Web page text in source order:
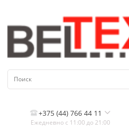
+375 (44) 766 44 11
Ежедневно с 11:00 до 21:00